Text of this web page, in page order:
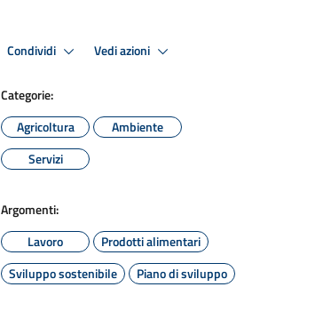
Condividi Vedi azioni
Categorie:
Agricoltura
Ambiente
Servizi
Argomenti:
Lavoro
Prodotti alimentari
Sviluppo sostenibile
Piano di sviluppo